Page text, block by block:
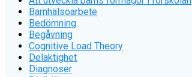
Barnhälsoarbete
Bedömning
Begåvning
Cognitive Load Theory
Delaktighet
Diagnoser